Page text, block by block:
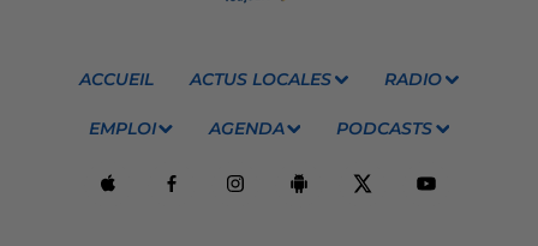
ACCUEIL ACTUS LOCALES RADIO
EMPLOI AGENDA PODCASTS